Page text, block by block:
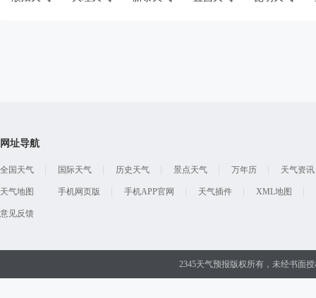
网址导航
全国天气 国际天气 历史天气 景点天气 万年历 天气资讯
天气地图 手机网页版 手机APP官网 天气插件 XML地图
意见反馈
2345天气预报版权所有，未经书面